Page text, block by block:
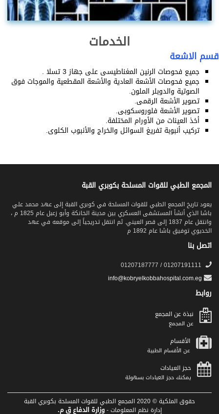
الخدمات
قسم الاشعة
جميع فحوصات الرنين المغناطيسى على جهاز 3 تسلا .
جميع فحوصات الأشعة العادية والأشعة المقطعية والموجات فوق
الصوتية والدوبلر الملون.
تصوير الأشعة الرقمى.
تصوير الأشعة فلوروسكوبى.
أخذ العينات من الأورام المختلفة.
تركيب أنبوبة تفريغ السوائل والخراج والأنبوب الكلوى.
المجمع الطبي للقوات المسلحة بكوبري القبة
يعود تاريخ المجمع الطبي للقوات المسلحة في كوبري القبة إلى عهد محمد علي
باشا الذي أنشأ المستشفى العسكري بين مدينة الخانكة وأبو زعبل عام 1825 م ،
وانتقل عام 1837 إلى قصر العيني. ثم انتقل تدريجياً إلى موقعه في عهد
الخديوي توفيق باشا عام 1892 م
اتصل بنا
روابط
نبذة عن المجمع
عن المجمع
الأقسام
عن الأقسام الطبية
حجز العيادات
يمكنك حجز العيادات بسهولة
حقوق الملكية © 2020 المجمع الطبي للقوات المسلحة بكوبري القبة
إدارة نظم المعلومات -وزارة الدفاع ق م.